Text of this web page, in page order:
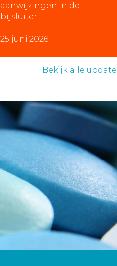
aanwijzingen in de
bijsluiter
25 juni 2026
Bekijk alle